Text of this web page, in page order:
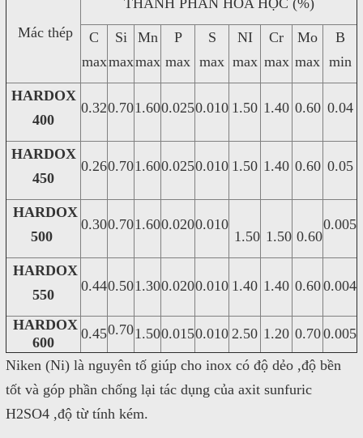
Mác thép
THÀNH PHẦN HÓA HỌC (%)
C
max
Si
max
Mn
max
P
max
S
max
NI
max
Cr
max
Mo
max
B
min
HARDOX
400
0.320.701.600.0250.010 1.50 1.40 0.60 0.04
HARDOX
450
0.260.701.600.0250.010 1.50 1.40 0.60 0.05
HARDOX
500
0.300.701.600.0200.010
1.50 1.50 0.60
0.005
HARDOX
550
0.440.501.300.0200.010 1.40 1.40 0.600.004
HARDOX
600
0.450.701.500.0150.010 2.50 1.20 0.700.005
Niken (Ni) là nguyên tố giúp cho inox có độ dẻo ,độ bền
tốt và góp phần chống lại tác dụng của axit sunfuric
H2SO4 ,độ từ tính kém.